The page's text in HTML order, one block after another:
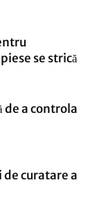
se strică
a controla
curatare a